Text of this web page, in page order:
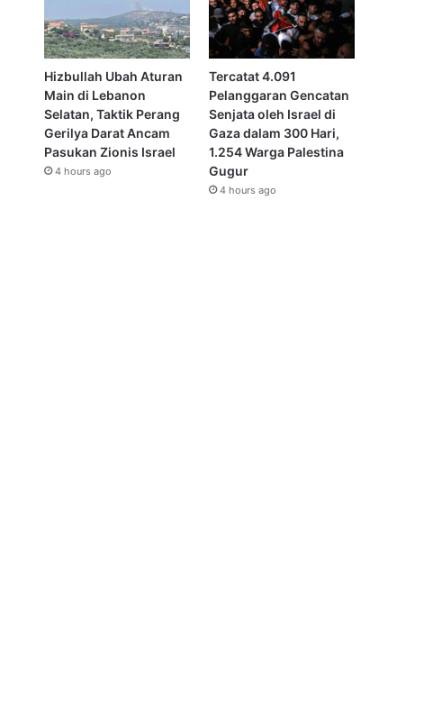
Hizbullah Ubah Aturan
Main di Lebanon
Selatan, Taktik Perang
Gerilya Darat Ancam
Pasukan Zionis Israel
4 hours ago
Tercatat 4.091
Pelanggaran Gencatan
Senjata oleh Israel di
Gaza dalam 300 Hari,
1.254 Warga Palestina
Gugur
4 hours ago